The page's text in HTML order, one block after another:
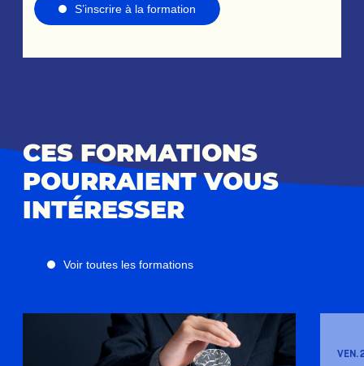
S’inscrire à la formation
CES FORMATIONS
POURRAIENT VOUS
INTÉRESSER
Voir toutes les formations
VEN.